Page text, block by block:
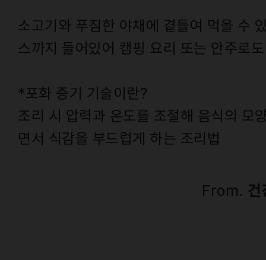
소고기와 푸짐한 야채에 곁들여 먹을 수
스까지 들어있어 캠핑 요리 또는 안주로
*포화 증기 기술이란?
조리 시 압력과 온도를 조절해 음식의 모
면서 식감을 부드럽게 하는 조리법
From. 건